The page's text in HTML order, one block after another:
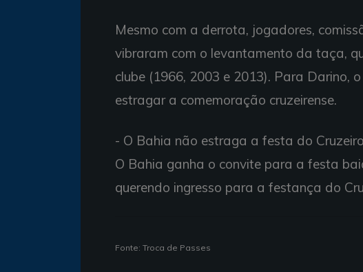
Mesmo com a derrota, jogadores,
vibraram com o levantamento da taça,
clube (1966, 2003 e 2013). Para Darino,
estragar a comemoração cruzeirense.
- O Bahia não estraga a festa do
O Bahia ganha o convite para a festa
querendo ingresso para a festança do
Fonte: Troca de Passes